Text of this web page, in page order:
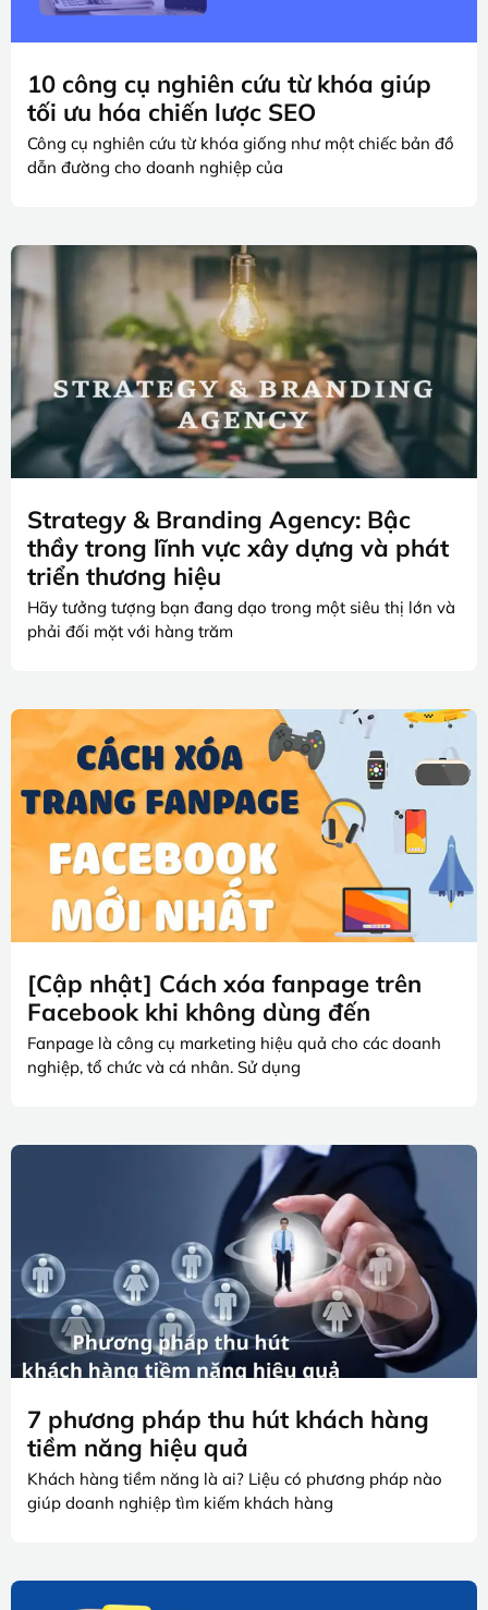
10 công cụ nghiên cứu từ khóa giúp
tối ưu hóa chiến lược SEO
Công cụ nghiên cứu từ khóa giống như một chiếc bản đồ
dẫn đường cho doanh nghiệp của
Strategy & Branding Agency: Bậc
thầy trong lĩnh vực xây dựng và phát
triển thương hiệu
Hãy tưởng tượng bạn đang dạo trong một siêu thị lớn và
phải đối mặt với hàng trăm
[Cập nhật] Cách xóa fanpage trên
Facebook khi không dùng đến
Fanpage là công cụ marketing hiệu quả cho các doanh
nghiệp, tổ chức và cá nhân. Sử dụng
7 phương pháp thu hút khách hàng
tiềm năng hiệu quả
Khách hàng tiềm năng là ai? Liệu có phương pháp nào
giúp doanh nghiệp tìm kiếm khách hàng